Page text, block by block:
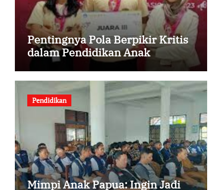
Pentingnya Pola Berpikir Kritis
dalam Pendidikan Anak
Pendidikan
Mimpi Anak Papua: Ingin Jadi